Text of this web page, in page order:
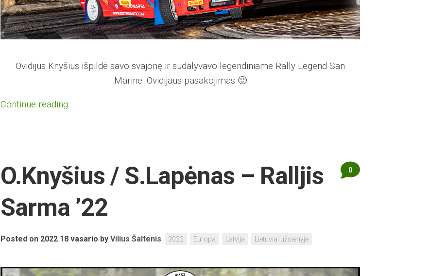
Ovidijus Knyšius išpildė savo svajonę ir sudalyvavo legendiniame Rally Legend San
Marine. Ovidijaus pasakojimas 🙂
Continue reading…
O.Knyšius / S.Lapėnas – Ralljis
Sarma ’22
Posted on 2022 18 vasario by Vilius Šaltenis 2022 Europa Latvija Lietuviai užsienyje
0